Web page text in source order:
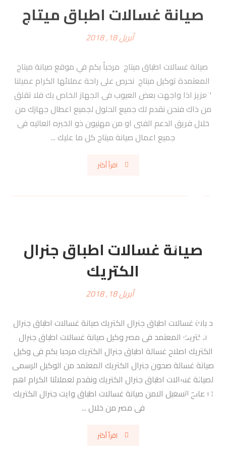
صيانة غسالات اطباق ميتاج
أبريل 18, 2018
صيانة غسالات اطباق ميتاج مرحبأ بكم في موقع صيانة ميتاج
المعتمدة توكيل ميتاج نحرص على راحة عملائها الكرام عميلنا
العزيز اذا واجهت بعض العيوب فى الجهاز الخاص بك فلا تقلق
من ذاك فنحن نقدم لك جميع الحلول لجميع اعطال جهازك من
خلال فريق الدعم الفنى او من مهنيون ذو الخبره العاليه فى
جميع اعمال صيانة ميتاج كل ما عليك ...
اقرأ أكثر
صيانة غسالات اطباق جنرال
الكتريك
أبريل 18, 2018
صيانة غسالات اطباق جنرال الكتريك صيانة غسالات اطباق جنرال
الكتريك المعتمد فى مصر وكيل صيانة غسالات اطباق جنرال
الكتريك اصلاح غسالة اطباق جنرال الكتريك مرحبا بكم فى وكيل
صيانة غسالة صحون جنرال الكتريك المعتمد من الوكيل الرسمى
لصيانة غسالات اطباق جنرال الكتريك ونقدم لعملائنا الكرام اهم
النصائح لتشغيل الامن صيانة غسالات اطباق وايت جنرال الكتريك
فى مصر من خلال ...
اقرأ أكثر